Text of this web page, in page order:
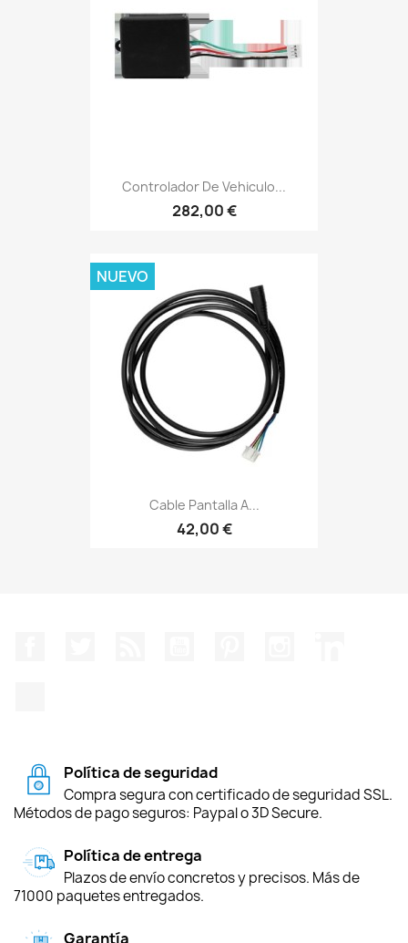
Controlador De Vehiculo...
282,00 €
Cable Pantalla A...
42,00 €
NUEVO
Política de seguridad
Compra segura con certificado de seguridad SSL.
Métodos de pago seguros: Paypal o 3D Secure.
Política de entrega
Plazos de envío concretos y precisos. Más de
71000 paquetes entregados.
Garantía